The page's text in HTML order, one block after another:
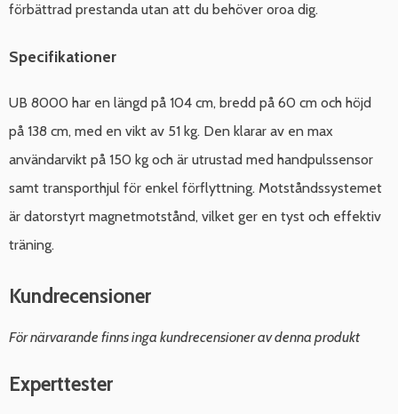
förbättrad prestanda utan att du behöver oroa dig.
Specifikationer
UB 8000 har en längd på 104 cm, bredd på 60 cm och höjd
på 138 cm, med en vikt av 51 kg. Den klarar av en max
användarvikt på 150 kg och är utrustad med handpulssensor
samt transporthjul för enkel förflyttning. Motståndssystemet
är datorstyrt magnetmotstånd, vilket ger en tyst och effektiv
träning.
Kundrecensioner
För närvarande finns inga kundrecensioner av denna produkt
Experttester